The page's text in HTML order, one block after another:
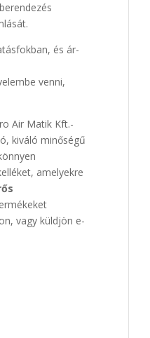
és ár-
venni,
Air Matik Kft.-
kiváló minőségű
amelyekre
vagy küldjön e-